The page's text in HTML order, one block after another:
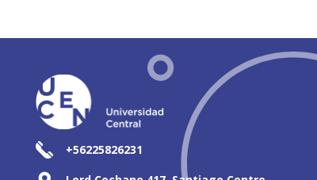
+56225826231